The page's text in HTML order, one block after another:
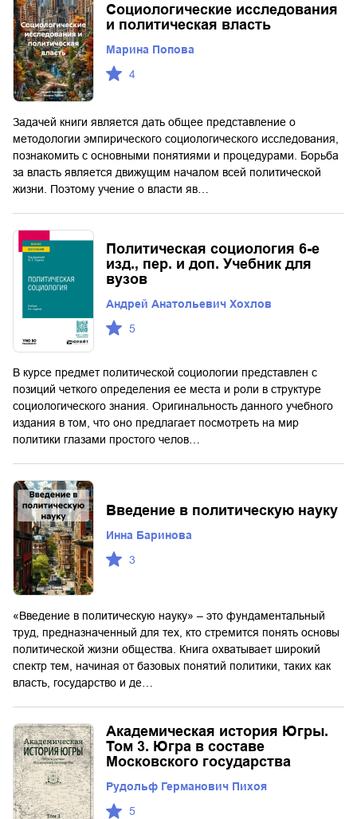
Социологические исследования
и политическая власть
Марина Попова
4
Задачей книги является дать общее представление о
методологии эмпирического социологического исследования,
познакомить с основными понятиями и процедурами. Борьба
за власть является движущим началом всей политической
жизни. Поэтому учение о власти яв…
Политическая социология 6-е
изд., пер. и доп. Учебник для
вузов
Андрей Анатольевич Хохлов
5
В курсе предмет политической социологии представлен с
позиций четкого определения ее места и роли в структуре
социологического знания. Оригинальность данного учебного
издания в том, что оно предлагает посмотреть на мир
политики глазами простого челов…
Введение в политическую науку
Инна Баринова
3
«Введение в политическую науку» – это фундаментальный
труд, предназначенный для тех, кто стремится понять основы
политической жизни общества. Книга охватывает широкий
спектр тем, начиная от базовых понятий политики, таких как
власть, государство и де…
Академическая история Югры.
Том 3. Югра в составе
Московского государства
Рудольф Германович Пихоя
5